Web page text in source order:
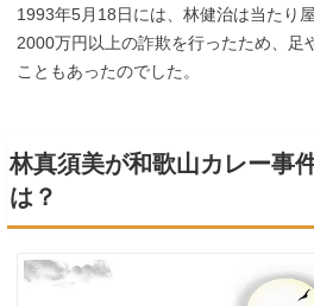
1993年5月18日には、林健治は当たり
2000万円以上の詐欺を行ったため、足
こともあったのでした。
林真須美が和歌山カレー事
は？